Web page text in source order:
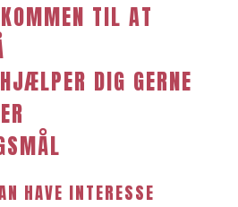
TIL AT
DIG GERNE
HAVE INTERESSE